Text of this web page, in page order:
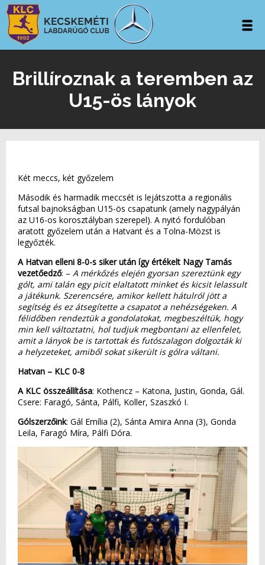
Brillíroznak a teremben az
U15-ös lányok
Két meccs, két győzelem
Második és harmadik meccsét is lejátszotta a regionális
futsal bajnokságban U15-ös csapatunk (amely nagypályán
az U16-os korosztályban szerepel). A nyitó fordulóban
aratott győzelem után a Hatvant és a Tolna-Mözst is
legyőzték.
A Hatvan elleni 8-0-s siker után így értékelt Nagy Tamás
vezetőedző: – A mérkőzés elején gyorsan szereztünk egy
gólt, ami talán egy picit elaltatott minket és kicsit lelassult
a játékunk. Szerencsére, amikor kellett hátulról jött a
segítség és ez átsegítette a csapatot a nehézségeken. A
félidőben rendeztük a gondolatokat, megbeszéltük, hogy
min kell változtatni, hol tudjuk megbontani az ellenfelet,
amit a lányok be is tartottak és futószalagon dolgozták ki
a helyzeteket, amiből sokat sikerült is gólra váltani.
Hatvan – KLC 0-8
A KLC összeállítása: Kothencz – Katona, Justin, Gonda, Gál.
Csere: Faragó, Sánta, Pálfi, Koller, Szaszkó I.
Gólszerzőink: Gál Emília (2), Sánta Amira Anna (3), Gonda
Leila, Faragó Míra, Pálfi Dóra.